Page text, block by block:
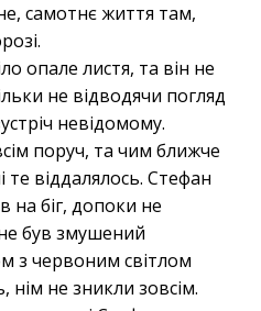
самотнє життя там,
опале листя, та він не
не відводячи погляд
невідомому.
поруч, та чим ближче
те віддалялось. Стефан
на біг, допоки не
був змушений
з червоним світлом
нім не зникли зовсім.